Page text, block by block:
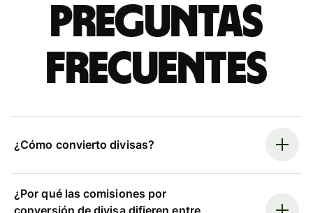
Preguntas
frecuentes
¿Cómo convierto divisas?
¿Por qué las comisiones por
conversión de divisa difieren entre